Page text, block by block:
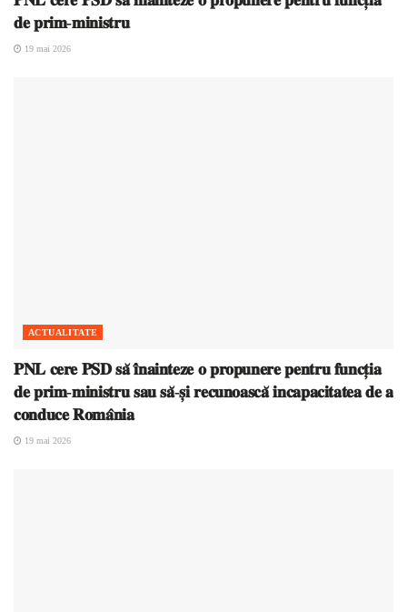
𝐝𝐞 𝐩𝐫𝐢𝐦-𝐦𝐢𝐧𝐢𝐬𝐭𝐫𝐮
19 mai 2026
ACTUALITATE
𝐏𝐍𝐋 𝐜𝐞𝐫𝐞 𝐏𝐒𝐃 𝐬𝐚̆ 𝐢̂𝐧𝐚𝐢𝐧𝐭𝐞𝐳𝐞 𝐨 𝐩𝐫𝐨𝐩𝐮𝐧𝐞𝐫𝐞 𝐩𝐞𝐧𝐭𝐫𝐮 𝐟𝐮𝐧𝐜𝐭̦𝐢𝐚
𝐝𝐞 𝐩𝐫𝐢𝐦-𝐦𝐢𝐧𝐢𝐬𝐭𝐫𝐮 𝐬𝐚𝐮 𝐬𝐚̆-𝐬̦𝐢 𝐫𝐞𝐜𝐮𝐧𝐨𝐚𝐬𝐜𝐚̆ 𝐢𝐧𝐜𝐚𝐩𝐚𝐜𝐢𝐭𝐚𝐭𝐞𝐚 𝐝𝐞 𝐚
𝐜𝐨𝐧𝐝𝐮𝐜𝐞 𝐑𝐨𝐦𝐚̂𝐧𝐢𝐚
19 mai 2026